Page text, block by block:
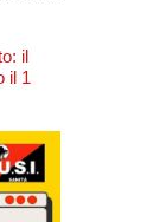
il
il 1